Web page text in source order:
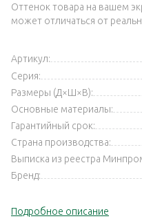
Оттенок товара на вашем
может отличаться от
Артикул:
Серия:
Размеры (Д×Ш×В):
Основные материалы:
Гарантийный срок:
Страна производства:
Выписка из реестра
Бренд:
Подробное описание